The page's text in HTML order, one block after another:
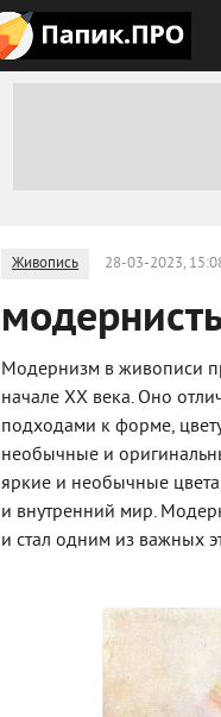
Живопись 28-03-2023,
Модернизм в живописи
начале XX века. Оно
подходами к форме,
необычные и
яркие и необычные
и внутренний мир.
и стал одним из важных